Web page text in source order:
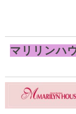
マリリンハ